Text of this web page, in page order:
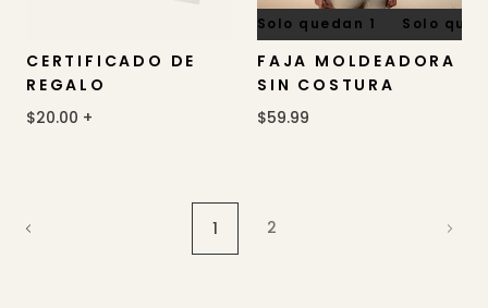
CERTIFICADO DE
REGALO
$20.00 +
Solo quedan 1 Solo
FAJA MOLDEADORA
SIN COSTURA
$59.99
1 2